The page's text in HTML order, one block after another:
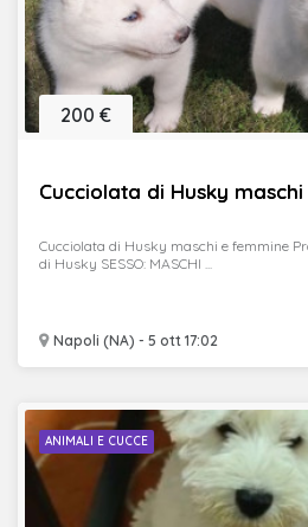
Cucciolata di Husky
Napoli (NA) - 5 ott 17:02
200 €
Cucciolata di Husky maschi e femmine
di Husky SESSO: MASCHI ...
ANIMALI E CUCCE